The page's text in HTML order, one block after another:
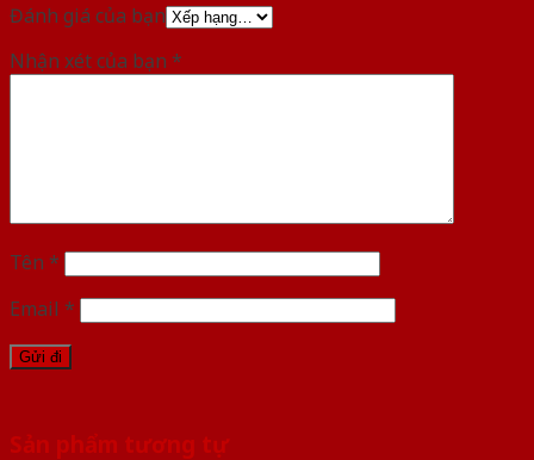
Đánh giá của bạn
Nhận xét của bạn *
Tên *
Email *
Sản phẩm tương tự